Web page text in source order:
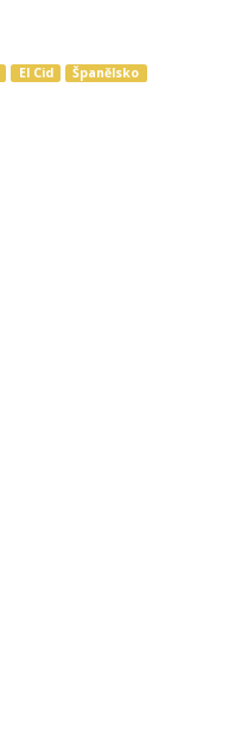
El Cid Španělsko